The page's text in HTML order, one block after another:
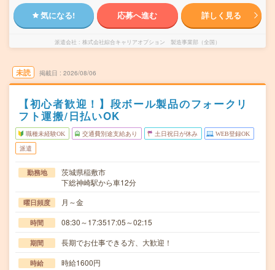
気になる! 応募へ進む 詳しく見る
派遣会社 株式会社綜合キャリアオプション 製造事業部（全国）
未読 掲載日 2026/08/06
【初心者歓迎！】段ボール製品のフォークリ
フト運搬/日払いOK
職種未経験OK 交通費別途支給あり 土日祝日が休み WEB登録OK
派遣
勤務地
茨城県稲敷市
下総神崎駅から車12分
曜日頻度 月～金
時間 08:30～17:3517:05～02:15
期間 長期でお仕事できる方、大歓迎！
時給 時給1600円